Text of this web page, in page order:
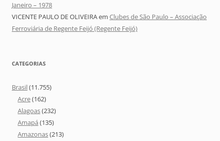
Janeiro – 1978
VICENTE PAULO DE OLIVEIRAem Clubes de São Paulo – Associação
Ferroviária de Regente Feijó (Regente Feijó)
CATEGORIAS
Brasil(11.755)
Acre(162)
Alagoas(232)
Amapá (135)
Amazonas(213)